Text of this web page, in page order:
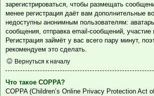
зарегистрироваться, чтобы размещать
менее регистрация даёт вам дополнительные
недоступны анонимным пользователям:
сообщения, отправка email-сообщений, участие
Регистрация займёт у вас всего пару минут,
рекомендуем это сделать.
Вернуться к началу
Что такое COPPA?
COPPA (Children’s Online Privacy Protection Act